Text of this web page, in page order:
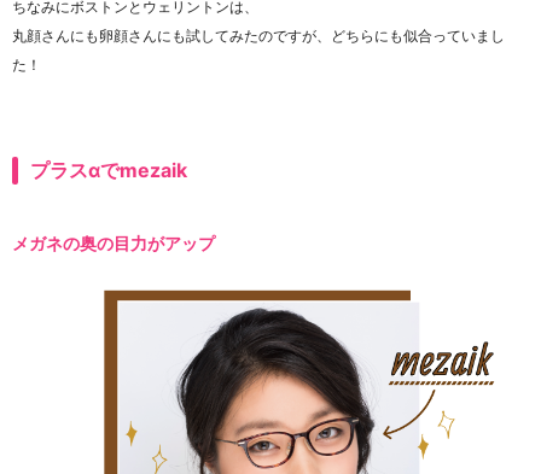
ちなみにボストンとウェリントンは、
丸顔さんにも卵顔さんにも試してみたのですが、どちらにも似合っていまし
た！
プラスαでmezaik
メガネの奥の目力がアップ